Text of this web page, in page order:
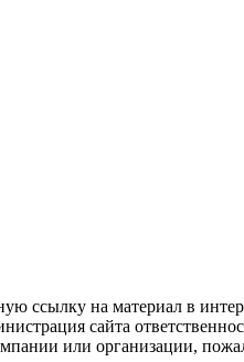
ссылку на материал в
сайта
или организации,